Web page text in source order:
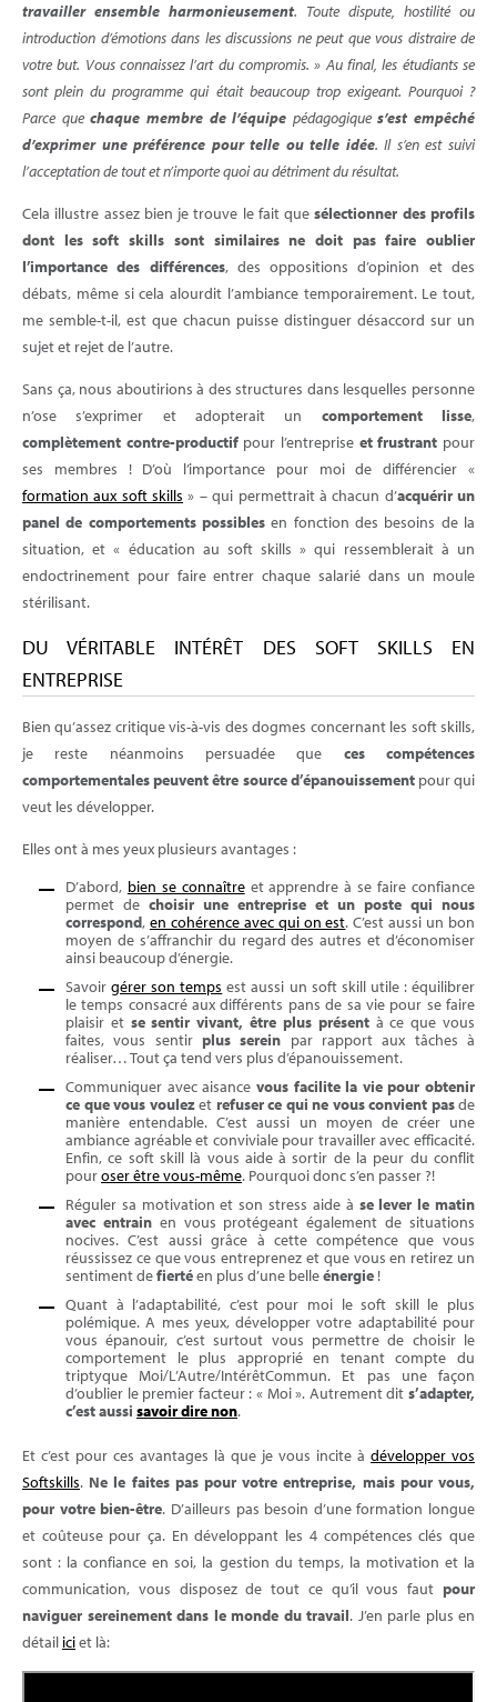
travailler ensemble harmonieusement. Toute dispute, hostilité ou
introduction d’émotions dans les discussions ne peut que vous distraire de
votre but. Vous connaissez l’art du compromis. » Au final, les étudiants se
sont plein du programme qui était beaucoup trop exigeant. Pourquoi ?
Parce quechaque membre de l’équipe pédagogiques’est empêché
d’exprimer une préférence pour telle ou telle idée. Il s’en est suivi
l’acceptation de tout et n’importe quoi au détriment du résultat.
Cela illustre assez bien je trouve le fait quesélectionner des profils
dont les soft skills sont similaires ne doit pas faire oublier
l’importance des différences, des oppositions d’opinion et des
débats, même si cela alourdit l’ambiance temporairement. Le tout,
me semble-t-il, est que chacun puisse distinguer désaccord sur un
sujet et rejet de l’autre.
Sans ça, nous aboutirions à des structures dans lesquelles personne
n’ose s’exprimer et adopterait un comportement lisse,
complètement contre-productifpour l’entreprise et frustrant pour
ses membres ! D’où l’importance pour moi de différencier «
formation aux soft skills » – qui permettrait à chacun d’acquérir un
panel de comportements possibles en fonction des besoins de la
situation, et « éducation au soft skills » qui ressemblerait à un
endoctrinement pour faire entrer chaque salarié dans un moule
stérilisant.
DU VÉRITABLE INTÉRÊT DES SOFT SKILLS EN
ENTREPRISE
Bien qu’assez critique vis-à-vis des dogmes concernant les soft skills,
je reste néanmoins persuadée que ces compétences
comportementales peuvent être source d’épanouissementpour qui
veut les développer.
Elles ont à mes yeux plusieurs avantages :
D’abord, bien se connaîtreet apprendre à se faire confiance
permet de choisir une entreprise et un poste qui nous
correspond, en cohérence avec qui on est. C’est aussi un bon
moyen de s’affranchir du regard des autres et d’économiser
ainsi beaucoup d’énergie.
Savoirgérer son temps est aussi un soft skill utile : équilibrer
le temps consacré aux différents pans de sa vie pour se faire
plaisir et se sentir vivant, être plus présentà ce que vous
faites, vous sentir plus serein par rapport aux tâches à
réaliser… Tout ça tend vers plus d’épanouissement.
Communiquer avec aisance vous facilite la vie pour obtenir
ce que vous voulezet refuser ce qui ne vous convient pasde
manière entendable. C’est aussi un moyen de créer une
ambiance agréable et conviviale pour travailler avec efficacité.
Enfin, ce soft skill là vous aide à sortir de la peur du conflit
pouroser être vous-même. Pourquoi donc s’en passer ?!
Réguler sa motivation et son stress aide à se lever le matin
avec entrainen vous protégeant également de situations
nocives. C’est aussi grâce à cette compétence que vous
réussissez ce que vous entreprenez et que vous en retirez un
sentiment defiertéen plus d’une belleénergie !
Quant à l’adaptabilité, c’est pour moi le soft skill le plus
polémique. A mes yeux, développer votre adaptabilité pour
vous épanouir, c’est surtout vous permettre de choisir le
comportement le plus approprié en tenant compte du
triptyque Moi/L’Autre/IntérêtCommun. Et pas une façon
d’oublier le premier facteur : « Moi ». Autrement dit s’adapter,
c’est aussi savoir dire non.
Et c’est pour ces avantages là que je vous incite à développer vos
Softskills. Ne le faites pas pour votre entreprise, mais pour vous,
pour votre bien-être. D’ailleurs pas besoin d’une formation longue
et coûteuse pour ça. En développant les 4 compétences clés que
sont : la confiance en soi, la gestion du temps, la motivation et la
communication, vous disposez de tout ce qu’il vous faut pour
naviguer sereinement dans le monde du travail. J’en parle plus en
détail iciet là: